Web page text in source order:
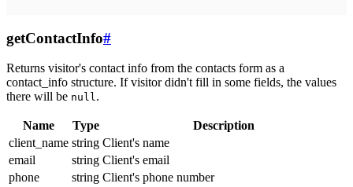
getContactInfo#
Returns visitor's contact info from the contacts form as a
contact_info structure. If visitor didn't fill in some fields, the values
there will be null.
Name Type
Description
client_name string Client's name
email
string Client's email
phone
string Client's phone number